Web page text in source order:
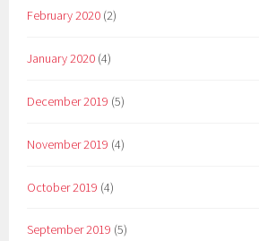
February 2020 (2)
January 2020 (4)
December 2019 (5)
November 2019 (4)
October 2019 (4)
September 2019 (5)